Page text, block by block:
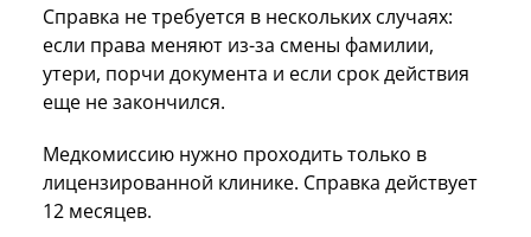
Справка не требуется в нескольких случаях:
если права меняют из-за смены фамилии,
утери, порчи документа и если срок действия
еще не закончился.
Медкомиссию нужно проходить только в
лицензированной клинике. Справка действует
12 месяцев.